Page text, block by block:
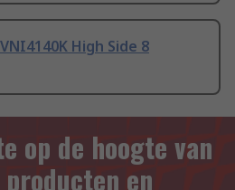
High Side 8
op de hoogte van
en